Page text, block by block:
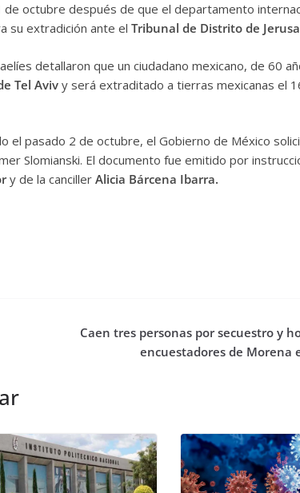
octubre después de que el departamento
su extradición ante el Tribunal de Distrito de
detallaron que un ciudadano mexicano, de 60
Tel Aviv y será extraditado a tierras mexicanas el
el pasado 2 de octubre, el Gobierno de México
Slomianski. El documento fue emitido por
y de la canciller Alicia Bárcena Ibarra.
Caen tres personas por secuestro y
encuestadores de Morena